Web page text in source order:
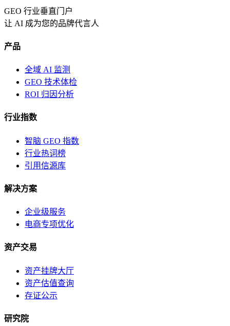
GEO 行业垂直门户
让 AI 成为您的品牌代言人
产品
全域 AI 监测
GEO 技术体检
ROI 归因分析
行业指数
智脑 GEO 指数
行业热词榜
引用信源库
解决方案
企业级服务
电商专项优化
资产交易
资产挂牌大厅
资产估值查询
存证公示
研究院